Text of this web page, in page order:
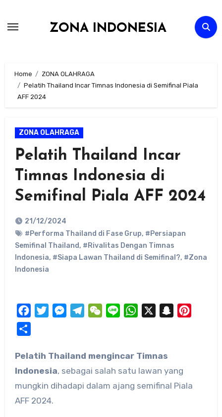
ZONA INDONESIA
Home
ZONA OLAHRAGA
Pelatih Thailand Incar Timnas Indonesia di Semifinal Piala
AFF 2024
ZONA OLAHRAGA
Pelatih Thailand Incar
Timnas Indonesia di
Semifinal Piala AFF 2024
21/12/2024
#Performa Thailand di Fase Grup, #Persiapan
Semifinal Thailand, #Rivalitas Dengan Timnas
Indonesia, #Siapa Lawan Thailand di Semifinal?, #Zona
Indonesia
FacebookTwitterMessengerTelegramWeChat
Line WhatsApp Snapchat
Pelatih Thailand mengincar Timnas
Indonesia, sebagai salah satu lawan yang
mungkin dihadapi dalam ajang semifinal Piala
AFF 2024.